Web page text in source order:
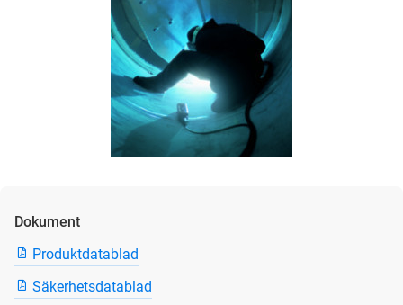
Dokument
Produktdatablad
Säkerhetsdatablad